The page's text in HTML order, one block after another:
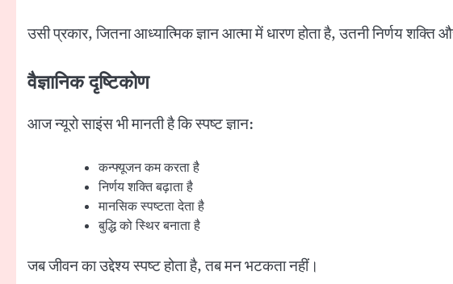
उसी प्रकार, जितना आध्यात्मिक ज्ञान आत्मा में धारण होता है, उतनी निर्णय शक्ति
वैज्ञानिक दृष्टिकोण
आज न्यूरो साइंस भी मानती है कि स्पष्ट ज्ञान:
कन्फ्यूजन कम करता है
निर्णय शक्ति बढ़ाता है
मानसिक स्पष्टता देता है
बुद्धि को स्थिर बनाता है
जब जीवन का उद्देश्य स्पष्ट होता है, तब मन भटकता नहीं।